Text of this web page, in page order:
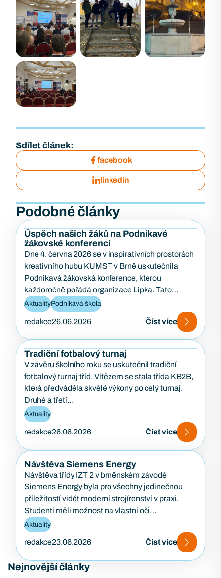
Sdílet článek:
facebook
linkedin
Podobné články
Úspěch našich žáků na Podnikavé
žákovské konferenci
Dne 4. června 2026 se v inspirativních prostorách
kreativního hubu KUMST v Brně uskutečnila
Podnikavá žákovská konference, kterou
každoročně pořádá organizace Lipka. Tato
konference je zaměřena na podporu podnikavosti,
kreativity…
AktualityPodnikavá škola
redakce26.06.2026 Číst více
Tradiční fotbalový turnaj
V závěru školního roku se uskutečnil tradiční
fotbalový turnaj tříd. Vítězem se stala třída KB2B,
která předváděla skvělé výkony po celý turnaj.
Druhé a třetí…
Aktuality
redakce26.06.2026 Číst více
Návštěva Siemens Energy
Návštěva třídy IZT 2 v brněnském závodě
Siemens Energy byla pro všechny jedinečnou
příležitostí vidět moderní strojírenství v praxi.
Studenti měli možnost na vlastní oči…
Aktuality
redakce23.06.2026 Číst více
Nejnovější články